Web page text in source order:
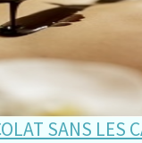
SANS LES